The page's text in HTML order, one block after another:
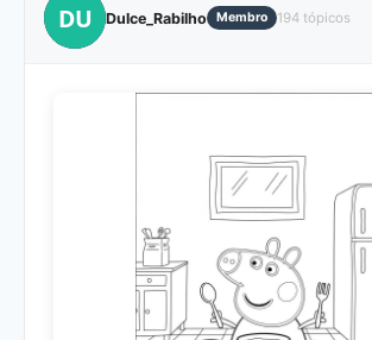
DU Dulce_Rabilho Membro 194 tópicos